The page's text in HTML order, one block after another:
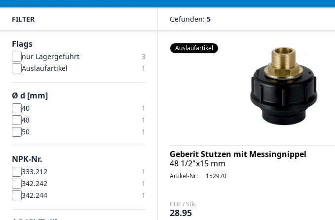
FILTER
Flags
nur Lagergeführt
3
Auslaufartikel
1
Ø d [mm]
40
1
48
1
50
1
NPK-Nr.
333.212
1
342.242
1
342.244
1
Gefunden: 5
Auslaufartikel
Geberit Stutzen mit Messingnippel
48 1/2"x15 mm
Artikel-Nr: 152970
CHF / Stk.
28.95